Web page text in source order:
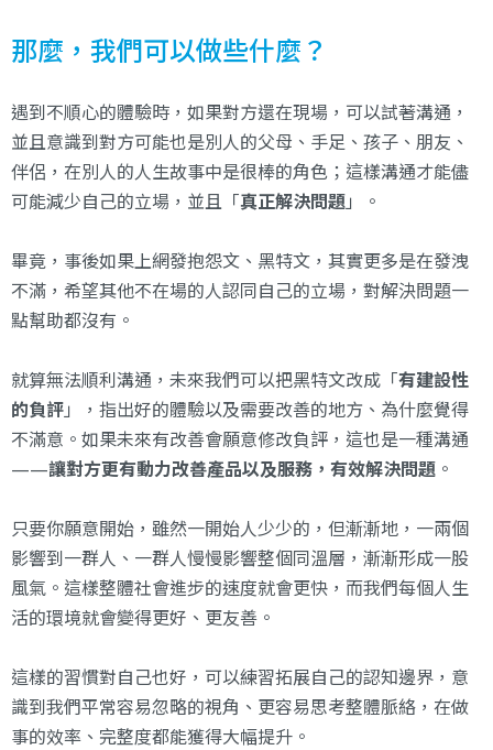
那麼，我們可以做些什麼？
遇到不順心的體驗時，如果對方還在現場，可以試著溝通，
並且意識到對方可能也是別人的父母、手足、孩子、朋友、
伴侶，在別人的人生故事中是很棒的角色；這樣溝通才能儘
可能減少自己的立場，並且「真正解決問題」。
畢竟，事後如果上網發抱怨文、黑特文，其實更多是在發洩
不滿，希望其他不在場的人認同自己的立場，對解決問題一
點幫助都沒有。
就算無法順利溝通，未來我們可以把黑特文改成「有建設性
的負評」，指出好的體驗以及需要改善的地方、為什麼覺得
不滿意。如果未來有改善會願意修改負評，這也是一種溝通
——讓對方更有動力改善產品以及服務，有效解決問題 。
只要你願意開始，雖然一開始人少少的，但漸漸地，一兩個
影響到一群人、一群人慢慢影響整個同溫層，漸漸形成一股
風氣。這樣整體社會進步的速度就會更快，而我們每個人生
活的環境就會變得更好、更友善。
這樣的習慣對自己也好，可以練習拓展自己的認知邊界，意
識到我們平常容易忽略的視角、更容易思考整體脈絡，在做
事的效率、完整度都能獲得大幅提升。